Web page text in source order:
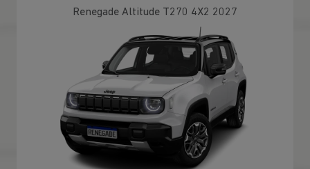
Renegade Altitude T270 4X2 2027